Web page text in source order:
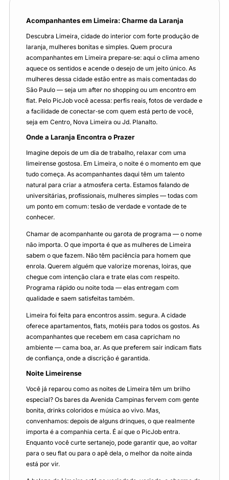
Acompanhantes em Limeira: Charme da Laranja
Descubra Limeira, cidade do interior com forte produção de
laranja, mulheres bonitas e simples. Quem procura
acompanhantes em Limeira prepare‑se: aqui o clima ameno
aquece os sentidos e acende o desejo de um jeito único. As
mulheres dessa cidade estão entre as mais comentadas do
São Paulo — seja um after no shopping ou um encontro em
flat. Pelo PicJob você acessa: perfis reais, fotos de verdade e
a facilidade de conectar‑se com quem está perto de você,
seja em Centro, Nova Limeira ou Jd. Planalto.
Onde a Laranja Encontra o Prazer
Imagine depois de um dia de trabalho, relaxar com uma
limeirense gostosa. Em Limeira, o noite é o momento em que
tudo começa. As acompanhantes daqui têm um talento
natural para criar a atmosfera certa. Estamos falando de
universitárias, profissionais, mulheres simples — todas com
um ponto em comum: tesão de verdade e vontade de te
conhecer.
Chamar de acompanhante ou garota de programa — o nome
não importa. O que importa é que as mulheres de Limeira
sabem o que fazem. Não têm paciência para homem que
enrola. Querem alguém que valorize morenas, loiras, que
chegue com intenção clara e trate elas com respeito.
Programa rápido ou noite toda — elas entregam com
qualidade e saem satisfeitas também.
Limeira foi feita para encontros assim. segura. A cidade
oferece apartamentos, flats, motéis para todos os gostos. As
acompanhantes que recebem em casa capricham no
ambiente — cama boa, ar. As que preferem sair indicam flats
de confiança, onde a discrição é garantida.
Noite Limeirense
Você já reparou como as noites de Limeira têm um brilho
especial? Os bares da Avenida Campinas fervem com gente
bonita, drinks coloridos e música ao vivo. Mas,
convenhamos: depois de alguns drinques, o que realmente
importa é a companhia certa. É aí que o PicJob entra.
Enquanto você curte sertanejo, pode garantir que, ao voltar
para o seu flat ou para o apê dela, o melhor da noite ainda
está por vir.